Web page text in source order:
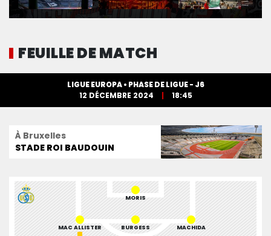
FEUILLE DE MATCH
LIGUE EUROPA • PHASE DE LIGUE - J6
12 DÉCEMBRE 2024
18:45
À Bruxelles
STADE ROI BAUDOUIN
MORIS
MAC ALLISTER MACHIDA
BURGESS